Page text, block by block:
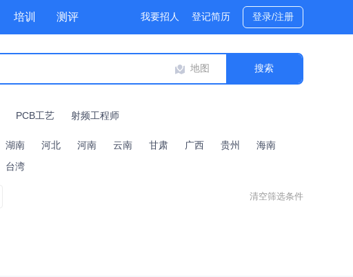
培训 测评 我要招人 登记简历 登录/注册
地图
PCB工艺 射频工程师
湖南 河北 河南 云南 甘肃 广西 贵州
海南
台湾
清空筛选条件